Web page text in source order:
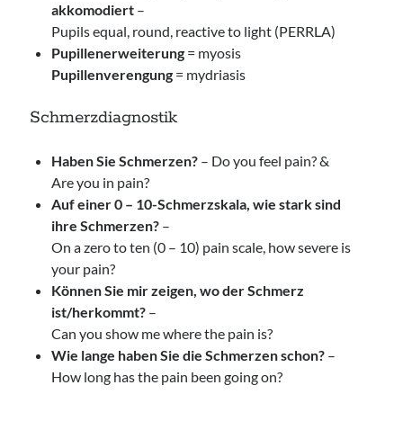
akkomodiert –
Pupils equal, round, reactive to light (PERRLA)
Pupillenerweiterung = myosis
Pupillenverengung = mydriasis
Schmerzdiagnostik
Haben Sie Schmerzen? – Do you feel pain? &
Are you in pain?
Auf einer 0 – 10-Schmerzskala, wie stark sind
ihre Schmerzen? –
On a zero to ten (0 – 10) pain scale, how severe is
your pain?
Können Sie mir zeigen, wo der Schmerz
ist/herkommt? –
Can you show me where the pain is?
Wie lange haben Sie die Schmerzen schon? –
How long has the pain been going on?